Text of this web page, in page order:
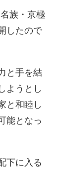
族・京極
したので
と手を結
ようとし
と和睦し
能となっ
下に入る